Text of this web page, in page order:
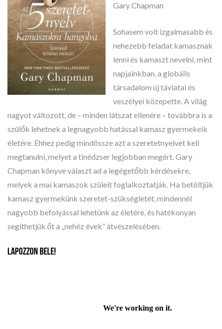
Gary Chapman
Sohasem volt izgalmasabb és
nehezebb feladat kamasznak
lenni és kamaszt nevelni, mint
napjainkban, a globális
társadalom új távlatai és
veszélyei közepette. A világ
nagyot változott, de – minden látszat ellenére – továbbra is a
szülők lehetnek a legnagyobb hatással kamasz gyermekeik
életére. Ehhez pedig mindössze azt a szeretetnyelvet kell
megtanulni, melyet a tinédzser legjobban megért. Gary
Chapman könyve választ ad a legégetőbb kérdésekre,
melyek a mai kamaszok szüleit foglalkoztatják. Ha betöltjük
kamasz gyermekünk szeretet-szükségletét, mindennél
nagyobb befolyással lehetünk az életére, és hatékonyan
segíthetjük őt a „nehéz évek” átvészelésében.
LAPOZZON BELE!